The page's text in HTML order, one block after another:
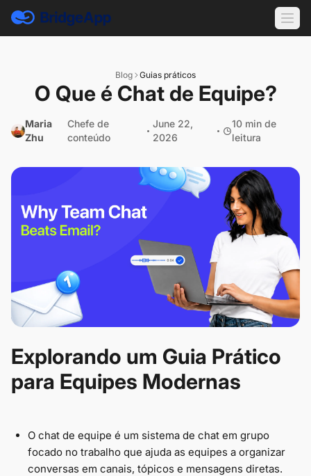
Blog Guias práticos
O Que é Chat de Equipe?
Maria
Zhu
Chefe de
conteúdo
June 22,
2026
10 min de
leitura
Explorando um Guia Prático
para Equipes Modernas
O chat de equipe é um sistema de chat em grupo
focado no trabalho que ajuda as equipes a organizar
conversas em canais, tópicos e mensagens diretas.